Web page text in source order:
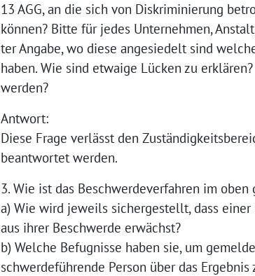
13 AGG, an die sich von Diskriminierung
können? Bitte für jedes Unternehmen,
ter Angabe, wo diese angesiedelt sind
haben. Wie sind etwaige Lücken zu
werden?
Antwort:
Diese Frage verlässt den
beantwortet werden.
3. Wie ist das Beschwerdeverfahren im
a) Wie wird jeweils sichergestellt, dass
aus ihrer Beschwerde erwächst?
b) Welche Befugnisse haben sie, um
schwerdeführende Person über das